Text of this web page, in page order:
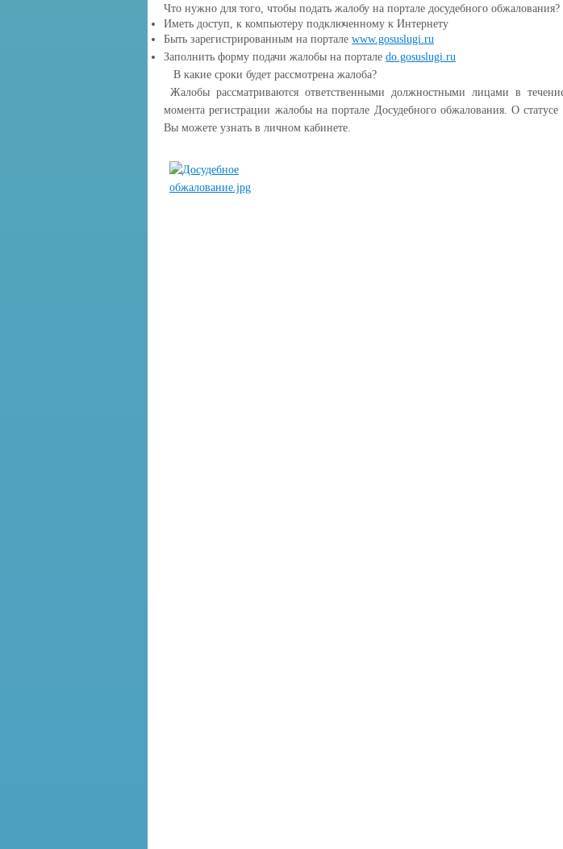
Что нужно для того, чтобы подать жалобу на портале досудебного обжалования?
Иметь доступ, к компьютеру подключенному к Интернету
Быть зарегистрированным на портале www.gosuslugi.ru
Заполнить форму подачи жалобы на портале do.gosuslugi.ru
В какие сроки будет рассмотрена жалоба?
Жалобы рассматриваются ответственными должностными лицами в
момента регистрации жалобы на портале Досудебного обжалования. О
Вы можете узнать в личном кабинете.